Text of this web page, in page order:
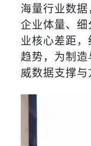
海量行业数
企业体量、
业核心差距
趋势，为制
威数据支撑与